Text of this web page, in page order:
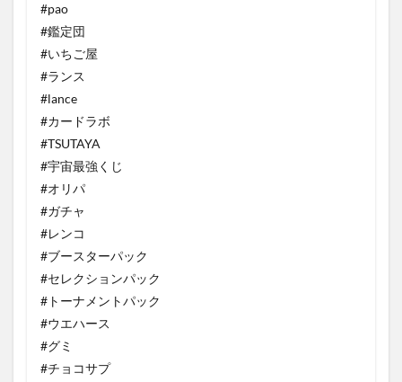
#pao
#鑑定団
#いちご屋
#ランス
#lance
#カードラボ
#TSUTAYA
#宇宙最強くじ
#オリパ
#ガチャ
#レンコ
#ブースターパック
#セレクションパック
#トーナメントパック
#ウエハース
#グミ
#チョコサプ